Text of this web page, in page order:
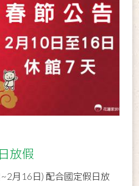
放假
月16日) 配合國定假日放